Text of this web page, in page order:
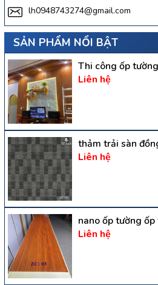
lh0948743274@gmail.com
SẢN PHẨM NỔI BẬT
Thi công ốp
Liên hệ
thảm trải sàn
Liên hệ
nano ốp tường
Liên hệ